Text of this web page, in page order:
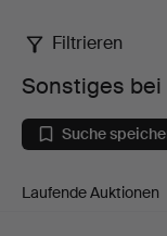
Sonstiges
bei
Bidstrup
Auktioner
Filtrieren
Sonstiges
Suche
Laufende Auktionen